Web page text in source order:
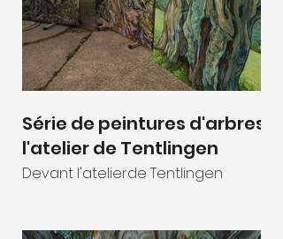
Série de peintures d'arbres à
l'atelier de Tentlingen
Devant l'atelierde Tentlingen